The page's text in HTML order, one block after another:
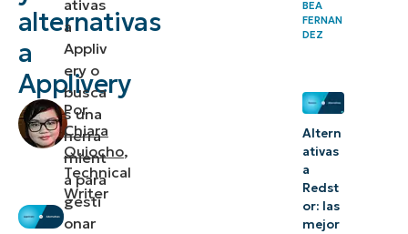
alternativas
a
Applivery
Por
Chiara
Quiocho,
Technical
Writer
Puntos
NinjaOne
Historia
del
cliente
ativas
a
Appliv
ery o
busca
s una
herra
mient
a para
gesti
onar
BEA
FERNAN
DEZ
Altern
ativas
a
Redst
or: las
mejor